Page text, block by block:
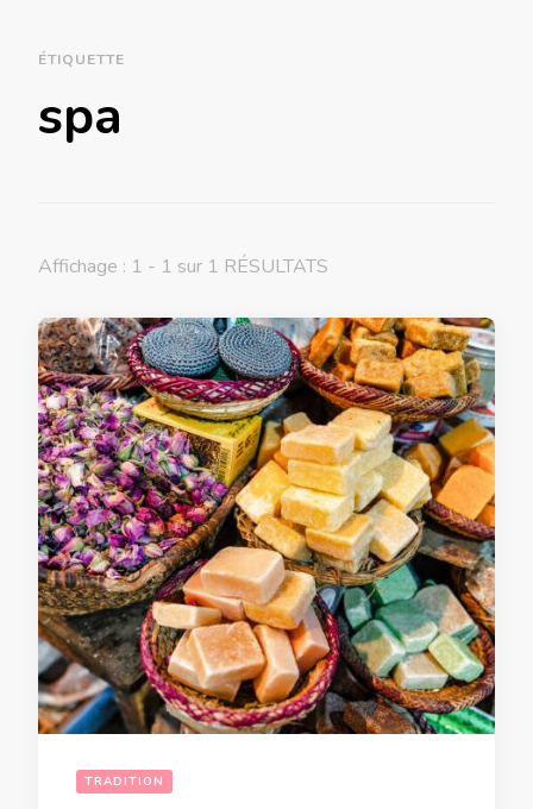
ÉTIQUETTE
spa
Affichage : 1 - 1 sur 1 RÉSULTATS
TRADITION